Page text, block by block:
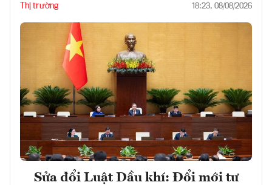
Thị trường 18:23, 08/08/2026
Sửa đổi Luật Dầu khí: Đổi mới tư